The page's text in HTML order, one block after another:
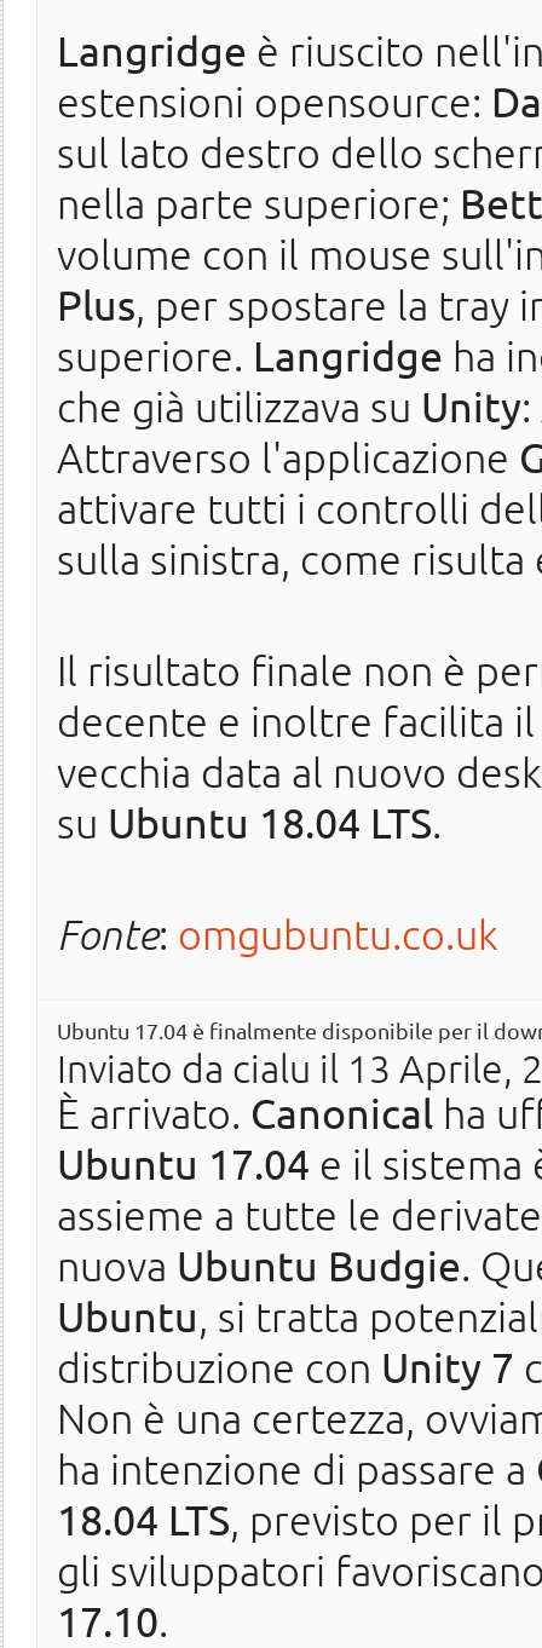
Langridge è riuscito
estensioni opensource:
sul lato destro dello
nella parte superiore;
volume con il mouse
Plus, per spostare la tray
superiore. Langridge ha
che già utilizzava su Unity
Attraverso l'applicazione
attivare tutti i controlli
sulla sinistra, come
Il risultato finale non è
decente e inoltre facilita
vecchia data al nuovo
su Ubuntu 18.04 LTS.
Fonte: omgubuntu.co.uk
Ubuntu 17.04 è finalmente disponibile per il
Inviato da cialu il 13 Aprile,
È arrivato. Canonical ha
Ubuntu 17.04 e il
assieme a tutte le
nuova Ubuntu Budgie.
Ubuntu, si tratta
distribuzione con Unity 7
Non è una certezza,
ha intenzione di passare a
18.04 LTS, previsto per il
gli sviluppatori
17.10.